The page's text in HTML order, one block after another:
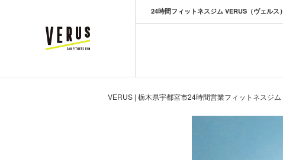
VERUS ヴェルス
24時間フィットネスジム VERUS（ヴェルス）
VERUS | 栃木県宇都宮市24時間営業フィットネスジム